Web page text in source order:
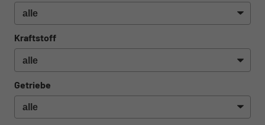
Kraftstoff
Getriebe